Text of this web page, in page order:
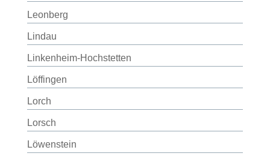
Leonberg
Lindau
Linkenheim-Hochstetten
Löffingen
Lorch
Lorsch
Löwenstein